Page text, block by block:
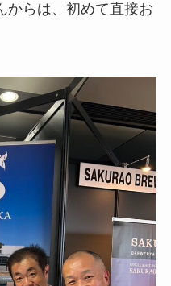
からは、初めて直接お